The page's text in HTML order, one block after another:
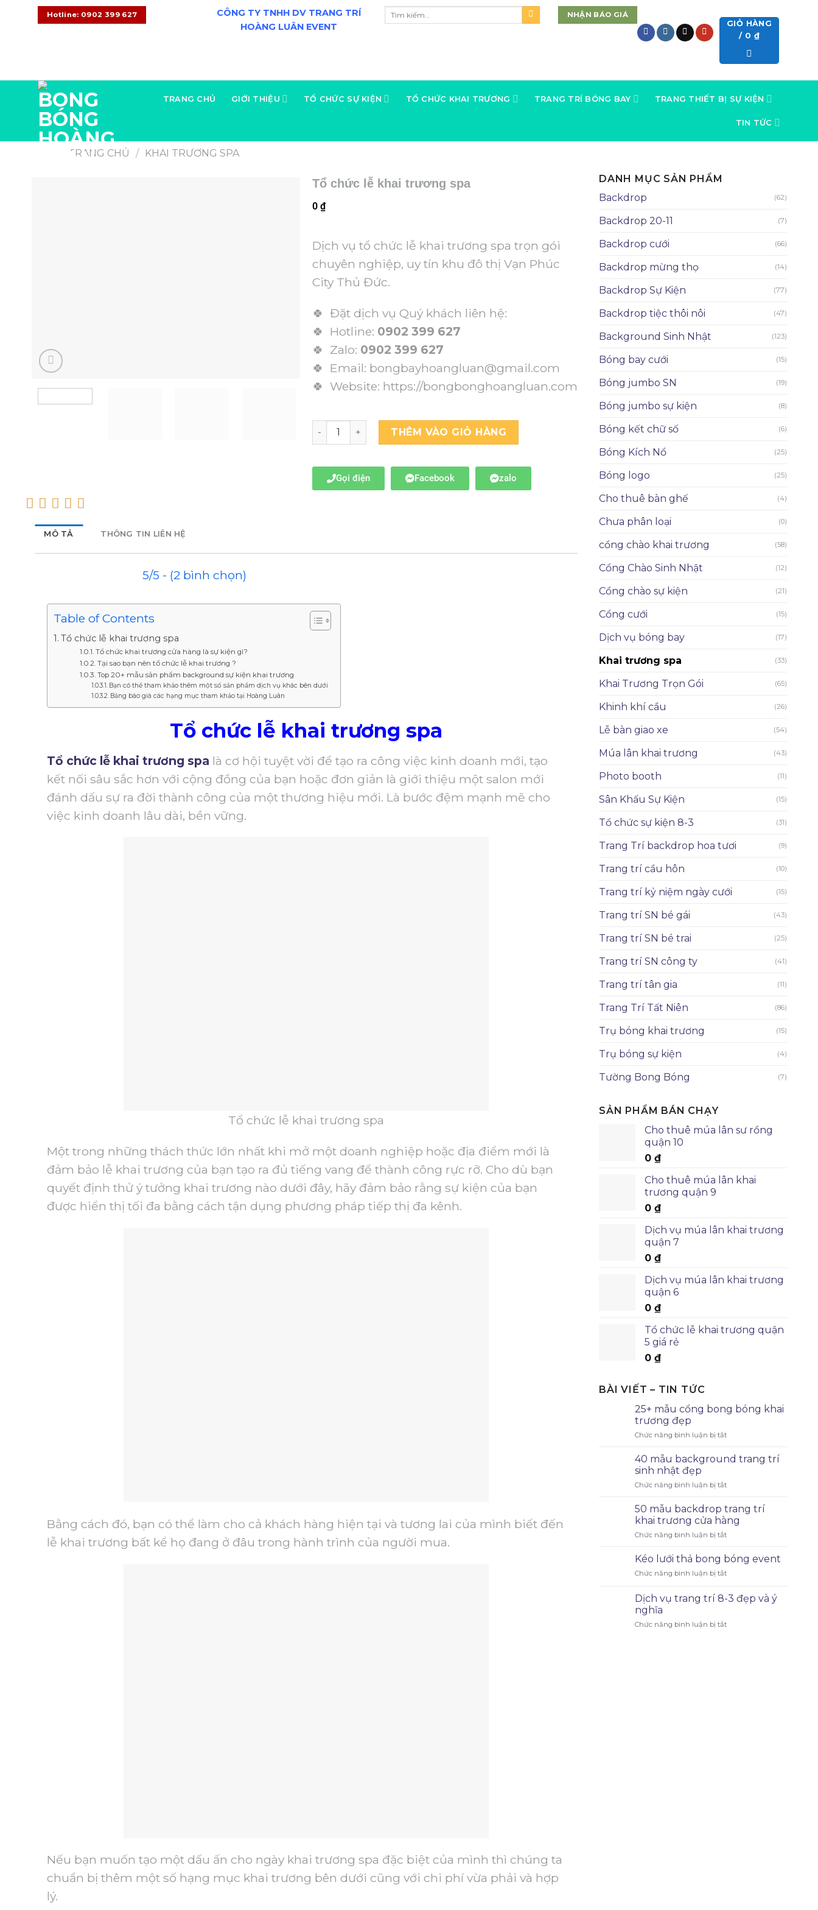
Hotline: 0902 399 627
CÔNG TY TNHH DV TRANG TRÍ
HOÀNG LUÂN EVENT
NHẬN BÁO GIÁ
GIỎ HÀNG
/ 0 ₫
TRANG CHỦ GIỚI THIỆU TỔ CHỨC SỰ KIỆN TỔ CHỨC KHAI TRƯƠNG TRANG TRÍ BÓNG BAY TRANG THIẾT BỊ SỰ KIỆN
TIN TỨC
TRANG CHỦ / KHAI TRƯƠNG SPA
Tổ chức lễ khai trương spa
0 ₫
Dịch vụ tổ chức lễ khai trương spa trọn gói
chuyên nghiệp, uy tín khu đô thị Vạn Phúc
City Thủ Đức.
🍀 Đặt dịch vụ Quý khách liên hệ:
🍀 Hotline: 0902 399 627
🍀 Zalo: 0902 399 627
🍀 Email: bongbayhoangluan@gmail.com
🍀 Website: https://bongbonghoangluan.com
THÊM VÀO GIỎ HÀNG
Gọi điện Facebook zalo
MÔ TẢ THÔNG TIN LIÊN HỆ
5/5 - (2 bình chọn)
Table of Contents
Tổ chức lễ khai trương spa
Tổ chức khai trương cửa hàng là sự kiện gì?
Tại sao bạn nên tổ chức lễ khai trương ?
Top 20+ mẫu sản phẩm background sự kiện khai trương
Bạn có thể tham khảo thêm một số sản phẩm dịch vụ khác bên dưới
Bảng báo giá các hạng mục tham khảo tại Hoàng Luân
Tổ chức lễ khai trương spa
Tổ chức lễ khai trương spa là cơ hội tuyệt vời để tạo ra công việc kinh doanh mới, tạo
kết nối sâu sắc hơn với cộng đồng của bạn hoặc đơn giản là giới thiệu một salon mới
đánh dấu sự ra đời thành công của một thương hiệu mới. Là bước đệm mạnh mẽ cho
việc kinh doanh lâu dài, bền vững.
Tổ chức lễ khai trương spa
Một trong những thách thức lớn nhất khi mở một doanh nghiệp hoặc địa điểm mới là
đảm bảo lễ khai trương của bạn tạo ra đủ tiếng vang để thành công rực rỡ. Cho dù bạn
quyết định thử ý tưởng khai trương nào dưới đây, hãy đảm bảo rằng sự kiện của bạn
được hiển thị tối đa bằng cách tận dụng phương pháp tiếp thị đa kênh.
Bằng cách đó, bạn có thể làm cho cả khách hàng hiện tại và tương lai của mình biết đến
lễ khai trương bất kể họ đang ở đâu trong hành trình của người mua.
Nếu bạn muốn tạo một dấu ấn cho ngày khai trương spa đặc biệt của mình thì chúng ta
chuẩn bị thêm một số hạng mục khai trương bên dưới cũng với chi phí vừa phải và hợp
lý.
DANH MỤC SẢN PHẨM
Backdrop
(62)
Backdrop 20-11 (7)
Backdrop cưới (66)
Backdrop mừng thọ (14)
Backdrop Sự Kiện (77)
Backdrop tiệc thôi nôi (47)
Background Sinh Nhật (123)
Bóng bay cưới (15)
Bóng jumbo SN (19)
Bóng jumbo sự kiện (8)
Bóng kết chữ số (6)
Bóng Kích Nổ (25)
Bóng logo (25)
Cho thuê bàn ghế (4)
Chưa phân loại (0)
cổng chào khai trương (58)
Cổng Chào Sinh Nhật (12)
Cổng chào sự kiện (21)
Cổng cưới (15)
Dịch vụ bóng bay (17)
Khai trương spa (33)
Khai Trương Trọn Gói (65)
Khinh khí cầu (26)
Lễ bàn giao xe (54)
Múa lân khai trương (43)
Photo booth (11)
Sân Khấu Sự Kiện (15)
Tổ chức sự kiện 8-3 (31)
Trang Trí backdrop hoa tươi (9)
Trang trí cầu hôn (10)
Trang trí kỷ niệm ngày cưới (15)
Trang trí SN bé gái (43)
Trang trí SN bé trai (25)
Trang trí SN công ty (41)
Trang trí tân gia (11)
Trang Trí Tất Niên (86)
Trụ bóng khai trương (15)
Trụ bóng sự kiện (4)
Tường Bong Bóng (7)
SẢN PHẨM BÁN CHẠY
Cho thuê múa lân sư rồng
quận 10
0₫
Cho thuê múa lân khai
trương quận 9
0₫
Dịch vụ múa lân khai trương
quận 7
0₫
Dịch vụ múa lân khai trương
quận 6
0₫
Tổ chức lễ khai trương quận
5 giá rẻ
0₫
BÀI VIẾT – TIN TỨC
25+ mẫu cổng bong bóng khai
trương đẹp
Chức năng bình luận bị tắt
40 mẫu background trang trí
sinh nhật đẹp
Chức năng bình luận bị tắt
50 mẫu backdrop trang trí
khai trương cửa hàng
Chức năng bình luận bị tắt
Kéo lưới thả bong bóng event
Chức năng bình luận bị tắt
Dịch vụ trang trí 8-3 đẹp và ý
nghĩa
Chức năng bình luận bị tắt